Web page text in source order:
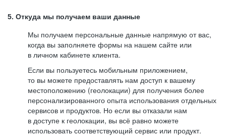
5. Откуда мы получаем ваши данные
Мы получаем персональные данные напрямую от вас,
когда вы заполняете формы на нашем сайте или
в личном кабинете клиента.
Если вы пользуетесь мобильным приложением,
то вы можете предоставлять нам доступ к вашему
местоположению (геолокации) для получения более
персонализированного опыта использования отдельных
сервисов и продуктов. Но если вы отказали нам
в доступе к геолокации, вы всё равно можете
использовать соответствующий сервис или продукт.